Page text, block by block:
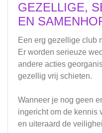
GEZELLIGE,
EN
Een erg gezellige club
Er worden serieuze
andere acties
gezellig vrij schieten.
Wanneer je nog geen
ingericht om de kennis
en uiteraard de